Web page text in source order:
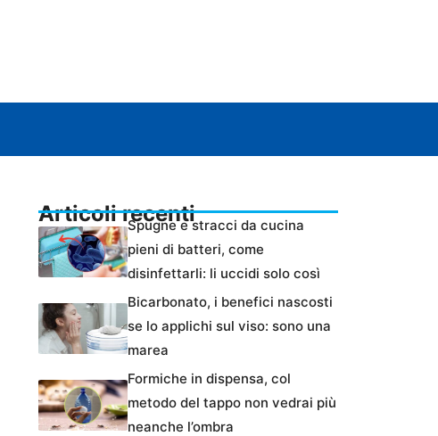
Articoli recentiSpugne e stracci da cucina
pieni di batteri, come
disinfettarli: li uccidi solo così
Bicarbonato, i benefici nascosti
se lo applichi sul viso: sono una
marea
Formiche in dispensa, col
metodo del tappo non vedrai più
neanche l’ombra